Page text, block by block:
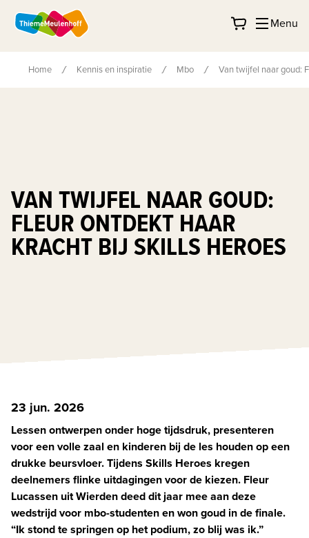
Menu
Home Kennis en inspiratie Mbo Van twijfel naar goud:
VAN TWIJFEL NAAR GOUD:
FLEUR ONTDEKT HAAR
KRACHT BIJ SKILLS HEROES
23 jun. 2026
Lessen ontwerpen onder hoge tijdsdruk, presenteren
voor een volle zaal en kinderen bij de les houden op een
drukke beursvloer. Tijdens Skills Heroes kregen
deelnemers flinke uitdagingen voor de kiezen. Fleur
Lucassen uit Wierden deed dit jaar mee aan deze
wedstrijd voor mbo-studenten en won goud in de finale.
“Ik stond te springen op het podium, zo blij was ik.”